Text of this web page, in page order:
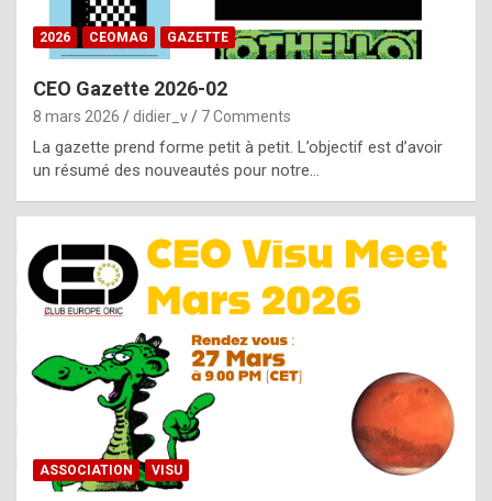
b
y
g
e
n
u
i
n
e
R
o
2026 CEOMAG GAZETTE
CEO Gazette 2026-02
8 mars 2026 didier_v 7 Comments
La gazette prend forme petit à petit. L’objectif est d’avoir
un résumé des nouveautés pour notre…
ASSOCIATION VISU